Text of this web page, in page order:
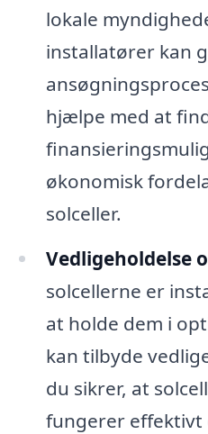
lokale
installatører kan
hjælpe med at
økonomisk
solceller.
Vedligeholdelse
solcellerne er
at holde dem i
kan tilbyde
du sikrer, at
fungerer effektivt